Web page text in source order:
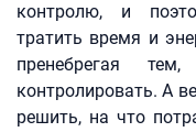
контролю, и
тратить время и
пренебрегая
контролировать. А
решить, на что